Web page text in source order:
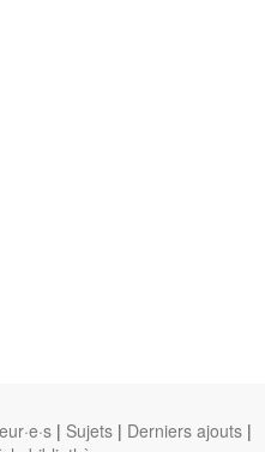
| Sujets | Derniers ajouts |